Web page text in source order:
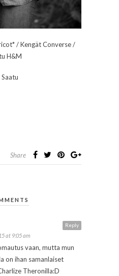
/ Kengät Converse /
H&M
Saatu
Share
Reply
at 9:05 am
vaan, mutta mun
on ihan samanlaiset
Theronilla:D